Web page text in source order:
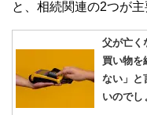
と、相続関連の2つが
父が亡く
買い物を
ない」と
いのでし